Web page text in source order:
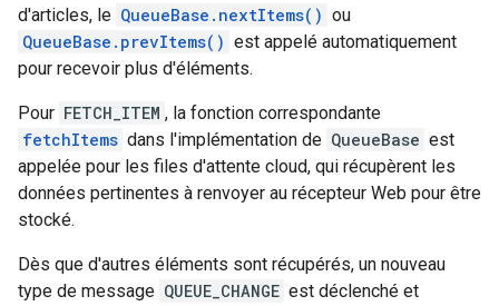
d'articles, le QueueBase.nextItems() ou
QueueBase.prevItems() est appelé automatiquement
pour recevoir plus d'éléments.
Pour FETCH_ITEM , la fonction correspondante
fetchItems dans l'implémentation de QueueBase est
appelée pour les files d'attente cloud, qui récupèrent les
données pertinentes à renvoyer au récepteur Web pour être
stocké.
Dès que d'autres éléments sont récupérés, un nouveau
type de message QUEUE_CHANGE est déclenché et